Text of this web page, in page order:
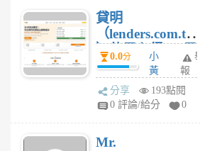
貸明
（lenders.com.tw
）使用心得 — 民
間貸款比較平台
體驗
0.0分
小
黃
蜂
1
舉
報
分享
193點閱
0 評論/給分
0
Mr.